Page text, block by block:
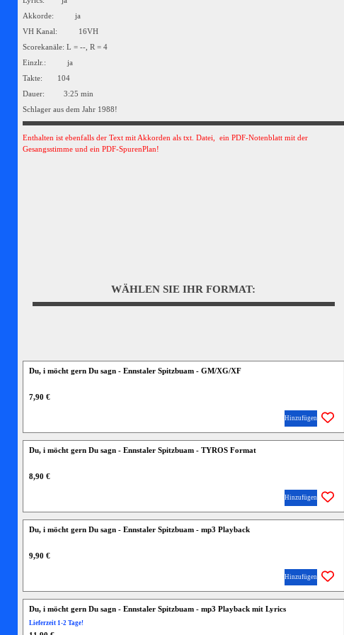
▼
Akkorde: ja
VH Kanal: 16VH
Scorekanäle: L = --, R = 4
Einzlr.: ja
Takte: 104
Dauer: 3:25 min
Schlager aus dem Jahr 1988!
Enthalten ist ebenfalls der Text mit Akkorden als txt. Datei, ein PDF-Notenblatt mit der
Gesangsstimme und ein PDF-SpurenPlan!
WÄHLEN SIE IHR FORMAT:
Du, i möcht gern Du sagn - Ennstaler Spitzbuam - GM/XG/XF
7,90 €
Hinzufügen
Du, i möcht gern Du sagn - Ennstaler Spitzbuam - TYROS Format
8,90 €
Hinzufügen
Du, i möcht gern Du sagn - Ennstaler Spitzbuam - mp3 Playback
9,90 €
Hinzufügen
Du, i möcht gern Du sagn - Ennstaler Spitzbuam - mp3 Playback mit Lyrics
Lieferzeit 1-2 Tage!